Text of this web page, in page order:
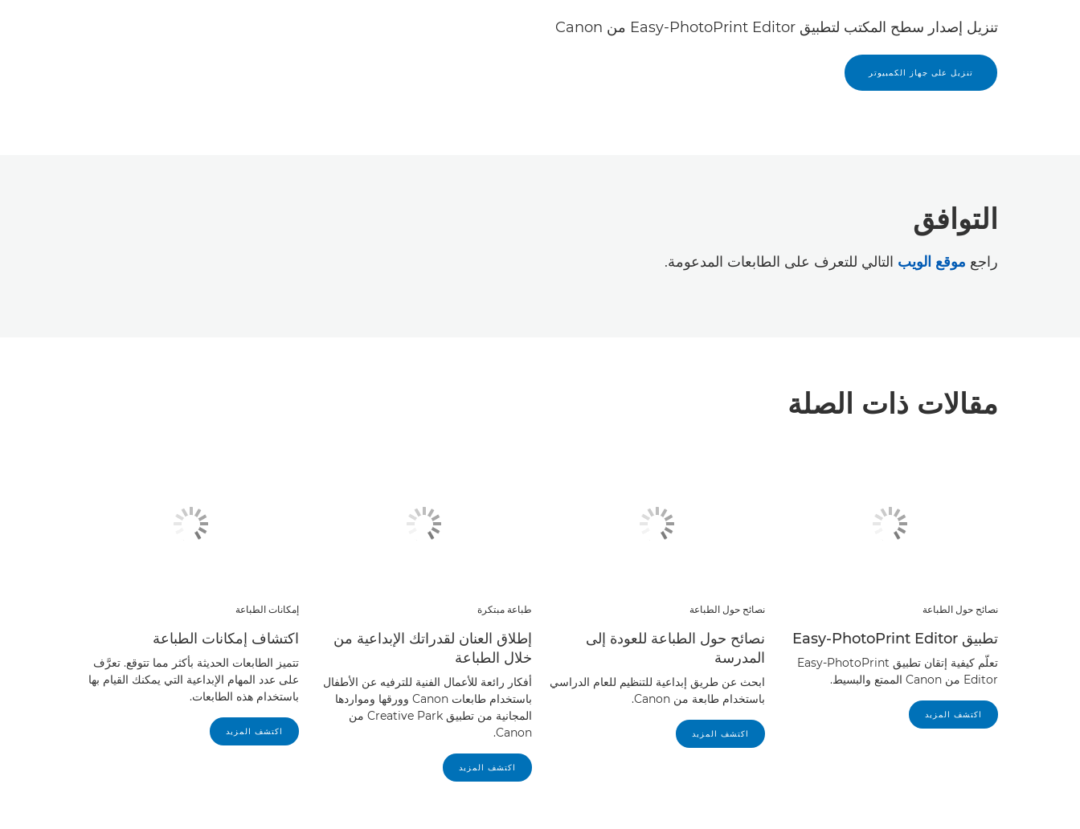
تنزيل إصدار سطح المكتب لتطبيق Easy-PhotoPrint Editor من Canon
تنزيل على جهاز الكمبيوتر
التوافق
راجع موقع الويب التالي للتعرف على الطابعات المدعومة.
مقالات ذات الصلة
نصائح حول الطباعة
تطبيق Easy-PhotoPrint Editor
تعلّم كيفية إتقان تطبيق Easy-PhotoPrint
Editor من Canon الممتع والبسيط.
اكتشف المزيد
نصائح حول الطباعة
نصائح حول الطباعة للعودة إلى
المدرسة
ابحث عن طريق إبداعية للتنظيم للعام الدراسي
باستخدام طابعة من Canon.
اكتشف المزيد
طباعة مبتكرة
إطلاق العنان لقدراتك الإبداعية من
خلال الطباعة
أفكار رائعة للأعمال الفنية للترفيه عن الأطفال
باستخدام طابعات Canon وورقها ومواردها
المجانية من تطبيق Creative Park من
Canon.
اكتشف المزيد
إمكانات الطباعة
اكتشاف إمكانات الطباعة
تتميز الطابعات الحديثة بأكثر مما تتوقع. تعرَّف
على عدد المهام الإبداعية التي يمكنك القيام بها
باستخدام هذه الطابعات.
اكتشف المزيد